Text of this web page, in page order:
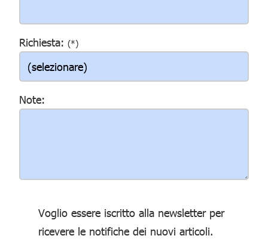
Richiesta: (*)
Note:
Voglio essere iscritto alla newsletter per
ricevere le notifiche dei nuovi articoli.